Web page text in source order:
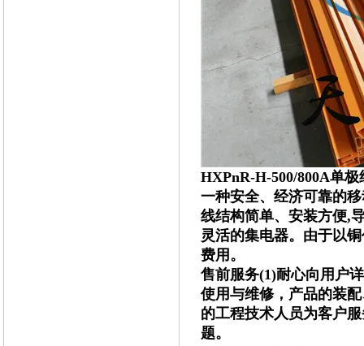
HXPnR-H-500/800A单
一种安全、经济可靠的
线结构简单、安装方便,
灵活的集电器。由于以
费用。
售前服务(1)耐心向用户
使用与维修，产品的装
的工程技术人员为客户
题。